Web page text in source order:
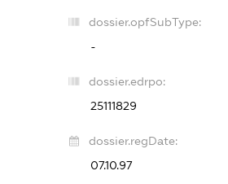
dossier.opfSubType:
-
dossier.edrpo:
25111829
dossier.regDate:
07.10.97